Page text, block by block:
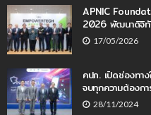
APNIC
2026 พัฒนาดิจิทั
17/05/2026
คปภ. เปิดช่องทา
จบทุกความต้องกา
28/11/2024